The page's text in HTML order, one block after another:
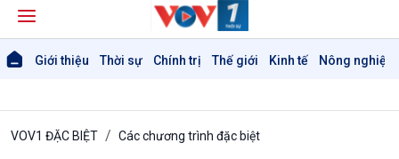
Giới thiệu Thời sự Chính trị Thế giới Kinh tế Nông nghiệp
VOV1 ĐẶC BIỆT Các chương trình đặc biệt